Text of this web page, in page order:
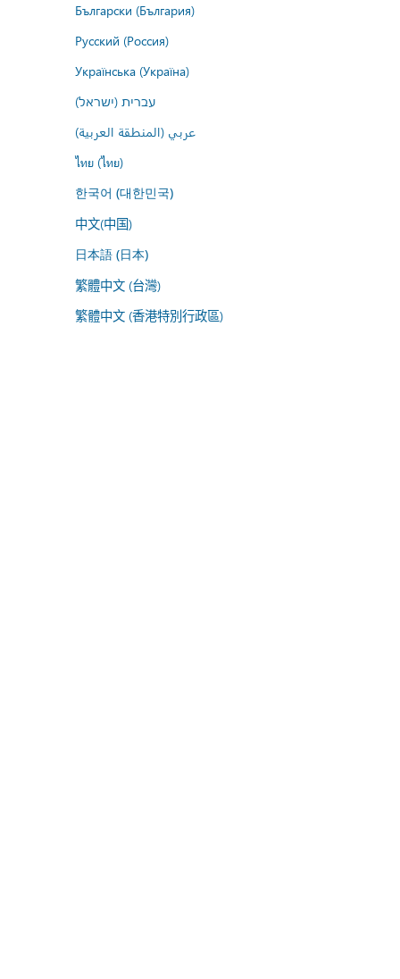
Български (България)
Русский (Россия)
Українська (Україна)
עברית (ישראל)
عربي (المنطقة العربية)
ไทย (ไทย)
한국어 (대한민국)
中文(中国)
日本語 (日本)
繁體中文 (台灣)
繁體中文 (香港特別行政區)